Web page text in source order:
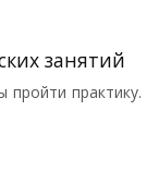
занятий
пройти практику.